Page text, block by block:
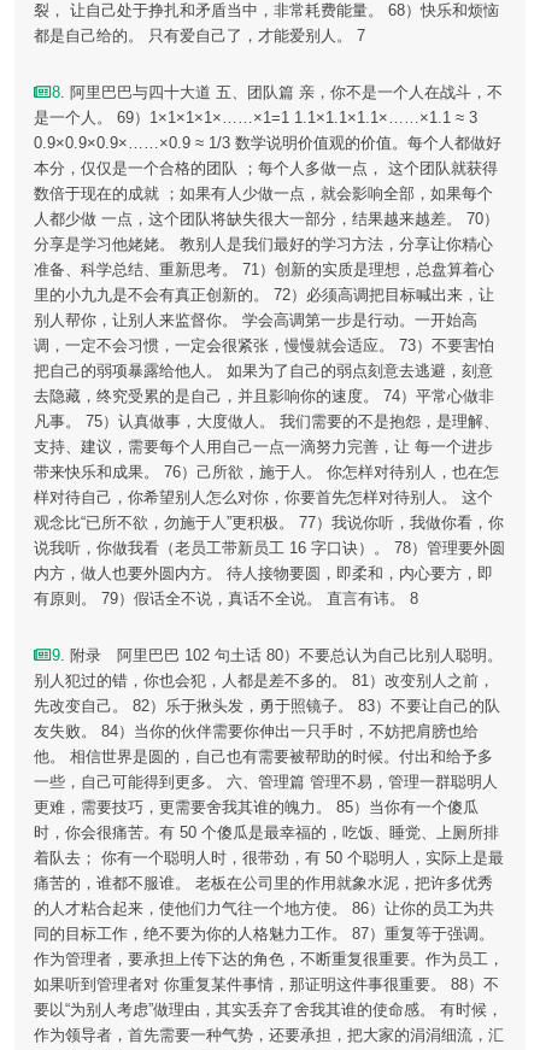
裂， 让自己处于挣扎和矛盾当中，非常耗费能量。 68）快乐和烦恼
都是自己给的。 只有爱自己了，才能爱别人。 7
8. 阿里巴巴与四十大道 五、团队篇 亲，你不是一个人在战斗，不
是一个人。 69）1×1×1×1×……×1=1 1.1×1.1×1.1×……×1.1 ≈ 3
0.9×0.9×0.9×……×0.9 ≈ 1/3 数学说明价值观的价值。每个人都做好
本分，仅仅是一个合格的团队 ；每个人多做一点， 这个团队就获得
数倍于现在的成就 ；如果有人少做一点，就会影响全部，如果每个
人都少做 一点，这个团队将缺失很大一部分，结果越来越差。 70）
分享是学习他姥姥。 教别人是我们最好的学习方法，分享让你精心
准备、科学总结、重新思考。 71）创新的实质是理想，总盘算着心
里的小九九是不会有真正创新的。 72）必须高调把目标喊出来，让
别人帮你，让别人来监督你。 学会高调第一步是行动。一开始高
调，一定不会习惯，一定会很紧张，慢慢就会适应。 73）不要害怕
把自己的弱项暴露给他人。 如果为了自己的弱点刻意去逃避，刻意
去隐藏，终究受累的是自己，并且影响你的速度。 74）平常心做非
凡事。 75）认真做事，大度做人。 我们需要的不是抱怨，是理解、
支持、建议，需要每个人用自己一点一滴努力完善，让 每一个进步
带来快乐和成果。 76）己所欲，施于人。 你怎样对待别人，也在怎
样对待自己，你希望别人怎么对你，你要首先怎样对待别人。 这个
观念比“已所不欲，勿施于人”更积极。 77）我说你听，我做你看，你
说我听，你做我看（老员工带新员工 16 字口诀）。 78）管理要外圆
内方，做人也要外圆内方。 待人接物要圆，即柔和，内心要方，即
有原则。 79）假话全不说，真话不全说。 直言有讳。 8
9. 附录 阿里巴巴 102 句土话 80）不要总认为自己比别人聪明。
别人犯过的错，你也会犯，人都是差不多的。 81）改变别人之前，
先改变自己。 82）乐于揪头发，勇于照镜子。 83）不要让自己的队
友失败。 84）当你的伙伴需要你伸出一只手时，不妨把肩膀也给
他。 相信世界是圆的，自己也有需要被帮助的时候。付出和给予多
一些，自己可能得到更多。 六、管理篇 管理不易，管理一群聪明人
更难，需要技巧，更需要舍我其谁的魄力。 85）当你有一个傻瓜
时，你会很痛苦。有 50 个傻瓜是最幸福的，吃饭、睡觉、上厕所排
着队去； 你有一个聪明人时，很带劲，有 50 个聪明人，实际上是最
痛苦的，谁都不服谁。 老板在公司里的作用就象水泥，把许多优秀
的人才粘合起来，使他们力气往一个地方使。 86）让你的员工为共
同的目标工作，绝不要为你的人格魅力工作。 87）重复等于强调。
作为管理者，要承担上传下达的角色，不断重复很重要。作为员工，
如果听到管理者对 你重复某件事情，那证明这件事很重要。 88）不
要以“为别人考虑”做理由，其实丢弃了舍我其谁的使命感。 有时候，
作为领导者，首先需要一种气势，还要承担，把大家的涓涓细流，汇